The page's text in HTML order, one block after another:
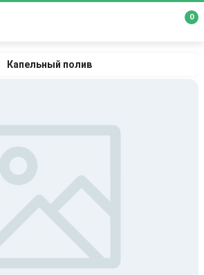
0
Капельный полив